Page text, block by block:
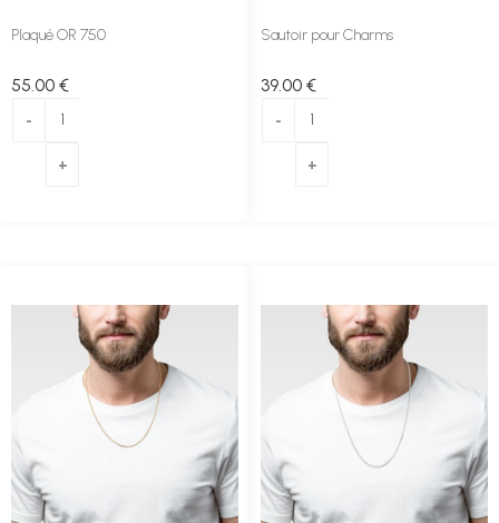
Plaqué OR 750
55 .00 €
Sautoir pour Charms
39.00 €